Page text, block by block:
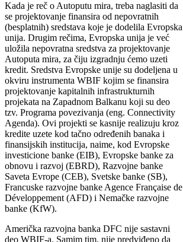
Kada je reč o Autoputu mira, treba naglasiti da
se projektovanje finansira od nepovratnih
(besplatnih) sredstava koje je dodelila Evropska
unija. Drugim rečima, Evropska unija je već
uložila nepovratna sredstva za projektovanje
Autoputa mira, za čiju izgradnju ćemo uzeti
kredit. Sredstva Evropske unije su dodeljena u
okviru instrumenta WBIF kojim se finansira
projektovanje kapitalnih infrastrukturnih
projekata na Zapadnom Balkanu koji su deo
tzv. Programa povezivanja (eng. Connectivity
Agenda). Ovi projekti se kasnije realizuju kroz
kredite uzete kod tačno određenih banaka i
finansijskih institucija, naime, kod Evropske
investicione banke (EIB), Evropske banke za
obnovu i razvoj (EBRD), Razvojne banke
Saveta Evrope (CEB), Svetske banke (SB),
Francuske razvojne banke Agence Française de
Développement (AFD) i Nemačke razvojne
banke (KfW).
Američka razvojna banka DFC nije sastavni
deo WBIF-a. Samim tim, nije predviđeno da